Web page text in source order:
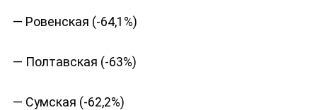
— Ровенская (-64,1%)
— Полтавская (-63%)
— Сумская (-62,2%)